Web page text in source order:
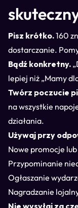
Pisz krótko.160
dostarczanie.
Bądź konkretny.
lepiej niż „Mamy
Twórz poczucie
na wszystkie
działania.
Używaj przy
Nowe promocje
Przypominanie
Ogłaszanie
Nagradzanie
Nie wysyłaj za